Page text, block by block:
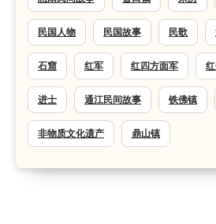
民国人物 民国故事 民歌
石窟 红军 红四方面军
进士 通江民间故事 铁佛镇
非物质文化遗产 鼎山镇